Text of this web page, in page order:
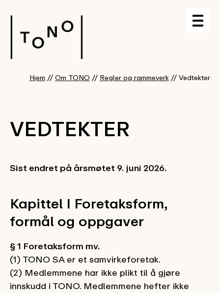
Hjem // Om TONO // Regler og rammeverk // Vedtekter
VEDTEKTER
Sist endret på årsmøtet 9. juni 2026.
Kapittel I Foretaksform,
formål og oppgaver
§ 1 Foretaksform mv.
(1) TONO SA er et samvirkeforetak.
(2) Medlemmene har ikke plikt til å gjøre
innskudd i TONO. Medlemmene hefter ikke